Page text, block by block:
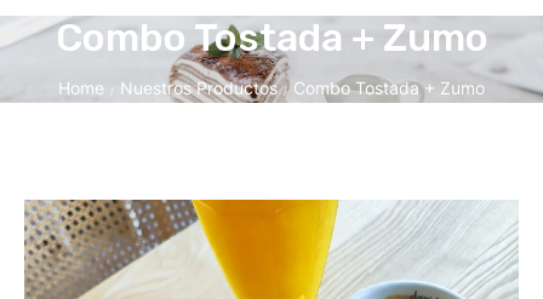
Combo Tostada + Zumo
Home / Nuestros Productos / Combo Tostada + Zumo